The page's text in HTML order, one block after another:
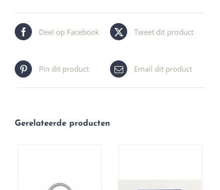
Deel op Facebook Tweet dit product
Pin dit product Email dit product
Gerelateerde producten